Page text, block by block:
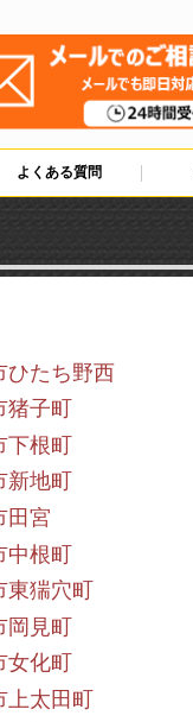
よくある質問
ひたち野西
子町
下根町
地町
田宮
中根町
猯穴町
岡見町
化町
上太田町